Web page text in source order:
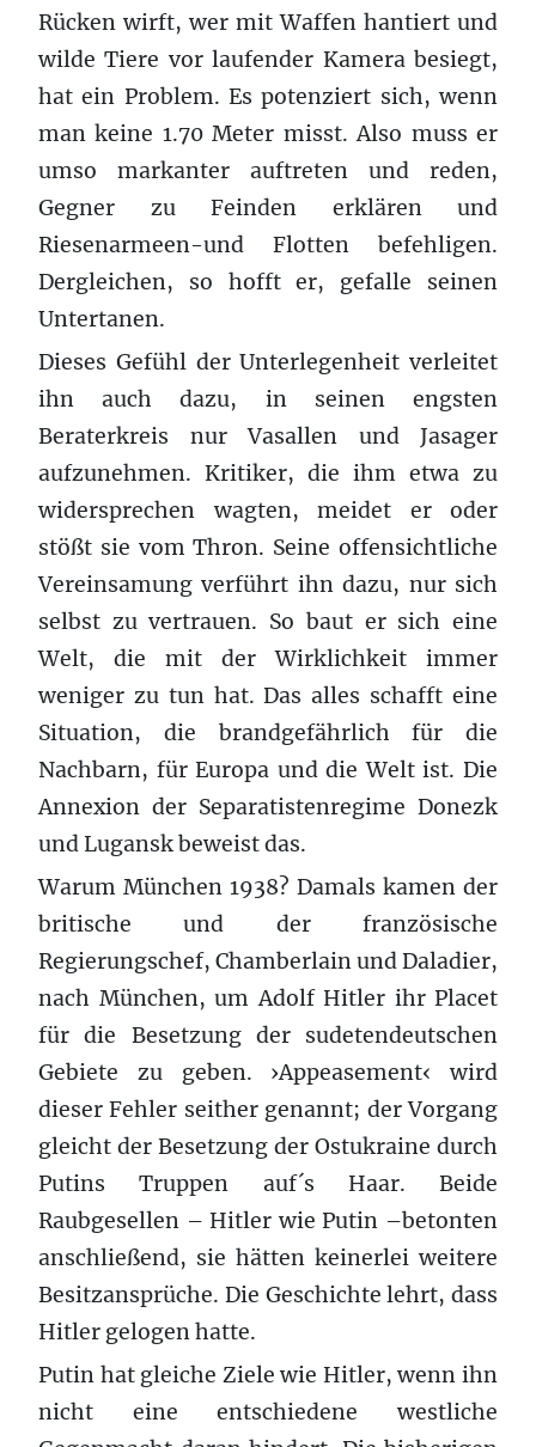
Rücken wirft, wer mit Waffen hantiert und
wilde Tiere vor laufender Kamera besiegt,
hat ein Problem. Es potenziert sich, wenn
man keine 1.70 Meter misst. Also muss er
umso markanter auftreten und reden,
Gegner zu Feinden erklären und
Riesenarmeen-und Flotten befehligen.
Dergleichen, so hofft er, gefalle seinen
Untertanen.
Dieses Gefühl der Unterlegenheit verleitet
ihn auch dazu, in seinen engsten
Beraterkreis nur Vasallen und Jasager
aufzunehmen. Kritiker, die ihm etwa zu
widersprechen wagten, meidet er oder
stößt sie vom Thron. Seine offensichtliche
Vereinsamung verführt ihn dazu, nur sich
selbst zu vertrauen. So baut er sich eine
Welt, die mit der Wirklichkeit immer
weniger zu tun hat. Das alles schafft eine
Situation, die brandgefährlich für die
Nachbarn, für Europa und die Welt ist. Die
Annexion der Separatistenregime Donezk
und Lugansk beweist das.
Warum München 1938? Damals kamen der
britische und der französische
Regierungschef, Chamberlain und Daladier,
nach München, um Adolf Hitler ihr Placet
für die Besetzung der sudetendeutschen
Gebiete zu geben. ›Appeasement‹ wird
dieser Fehler seither genannt; der Vorgang
gleicht der Besetzung der Ostukraine durch
Putins Truppen auf´s Haar. Beide
Raubgesellen – Hitler wie Putin –betonten
anschließend, sie hätten keinerlei weitere
Besitzansprüche. Die Geschichte lehrt, dass
Hitler gelogen hatte.
Putin hat gleiche Ziele wie Hitler, wenn ihn
nicht eine entschiedene westliche